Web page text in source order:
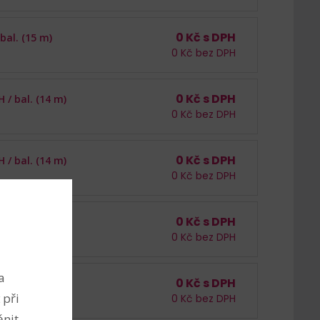
bal. (15 m) 0 Kč s DPH
0 Kč bez DPH
/ bal. (14 m) 0 Kč s DPH
0 Kč bez DPH
/ bal. (14 m) 0 Kč s DPH
0 Kč bez DPH
0 Kč s DPH
0 Kč bez DPH
bal. (15 m) 0 Kč s DPH
0 Kč bez DPH
při